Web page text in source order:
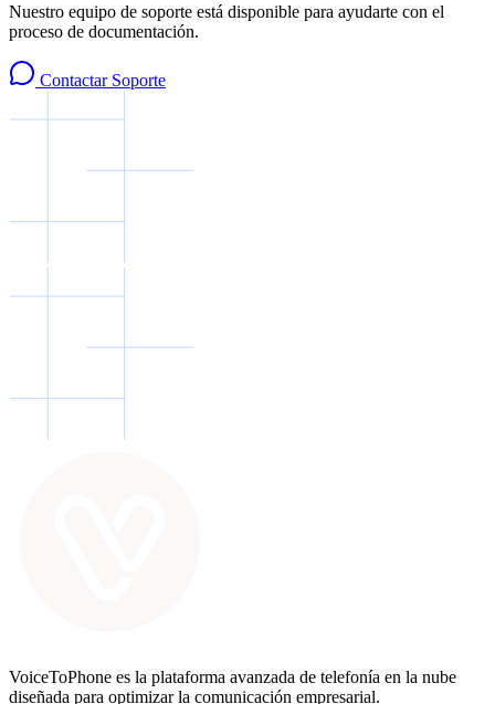
Nuestro equipo de soporte está disponible para ayudarte con el
proceso de documentación.
Contactar Soporte
VoiceToPhone es la plataforma avanzada de telefonía en la nube
diseñada para optimizar la comunicación empresarial.